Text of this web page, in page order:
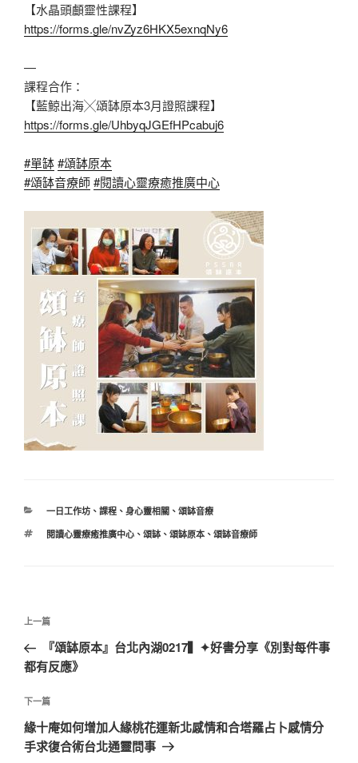
【水晶頭顱靈性課程】
https://forms.gle/nvZyz6HKX5exnqNy6
—
課程合作：
【藍鯨出海╳頌缽原本3月證照課程】
https://forms.gle/UhbyqJGEfHPcabuj6
#單缽#頌缽原本
#頌缽音療師#閱讀心靈療癒推廣中心
分
一日工作坊、 課程、 身心靈相關 、 頌缽音療
標
閱讀心靈療癒推廣中心、 頌缽、 頌缽原本、 頌缽音療師
文
導
覽
上
一
篇
章
上一篇
『頌缽原本』台北內湖0217▍✦好書分享《別對每件事
都有反應》
下
一
篇
下一篇
緣十庵如何增加人緣桃花運新北感情和合塔羅占卜感情分
手求復合術台北通靈問事